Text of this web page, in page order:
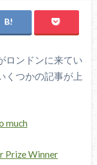
ロンドンに来てい
くつかの記事が上
much
Prize Winner